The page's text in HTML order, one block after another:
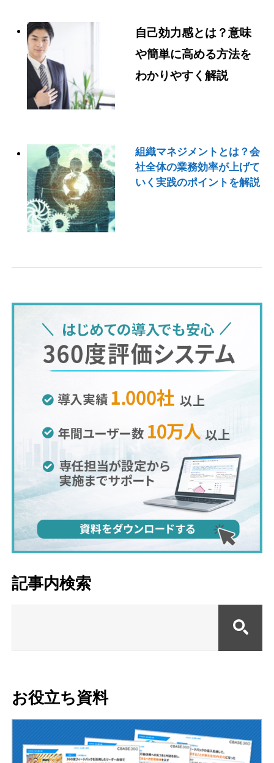
自己効力感とは？意味
や簡単に高める方法を
わかりやすく解説
組織マネジメントとは？会
社全体の業務効率が上げて
いく実践のポイントを解説
記事内検索
お役立ち資料